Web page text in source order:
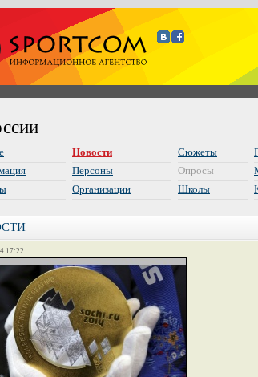
Новости
Персоны
Организации
Сюжеты
Опросы
Школы
17:22